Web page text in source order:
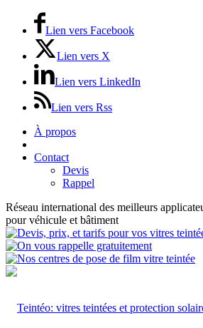
Lien vers Facebook
Lien vers X
Lien vers LinkedIn
Lien vers Rss
À propos
Contact
Devis
Rappel
Réseau international des meilleurs
pour véhicule et bâtiment